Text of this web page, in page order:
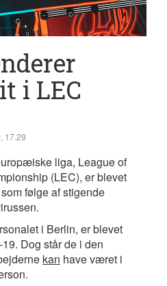
i LEC
17.29
liga, League of
(LEC), er blevet
følge af stigende
i Berlin, er blevet
Dog står de i den
kan have været i